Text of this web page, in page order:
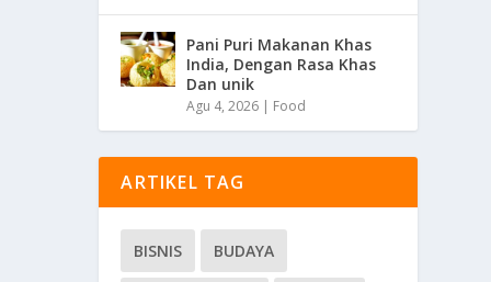
Pani Puri Makanan Khas
India, Dengan Rasa Khas
Dan unik
Agu 4, 2026 | Food
ARTIKEL TAG
BISNIS BUDAYA